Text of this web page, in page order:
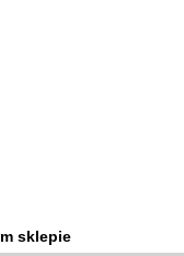
sklepie